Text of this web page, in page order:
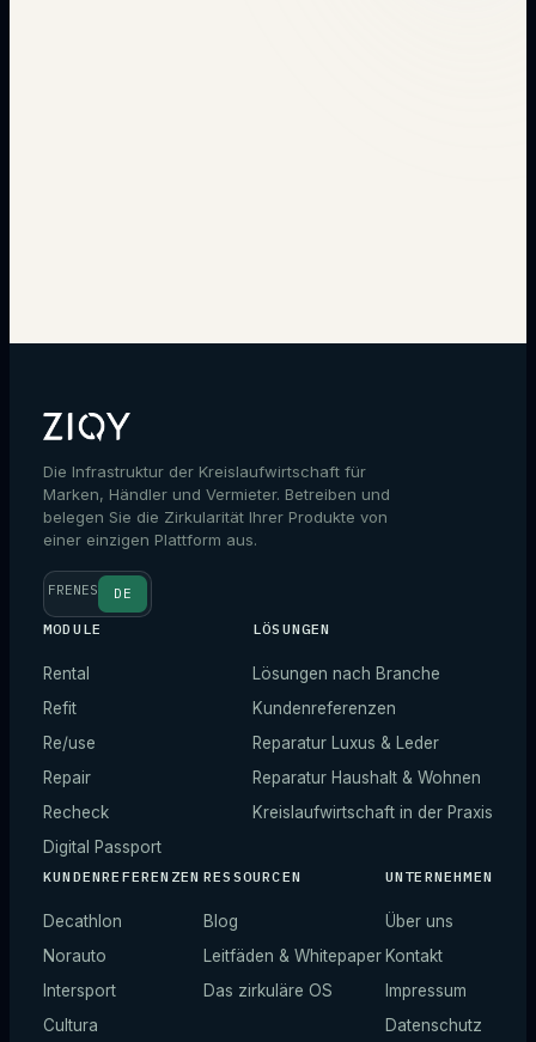
Die Infrastruktur der Kreislaufwirtschaft für
Marken, Händler und Vermieter. Betreiben und
belegen Sie die Zirkularität Ihrer Produkte von
einer einzigen Plattform aus.
FRENES DE
MODULE
Rental
Refit
Re/use
Repair
Recheck
Digital Passport
LÖSUNGEN
Lösungen nach Branche
Kundenreferenzen
Reparatur Luxus & Leder
Reparatur Haushalt & Wohnen
Kreislaufwirtschaft in der Praxis
KUNDENREFERENZEN
Decathlon
Norauto
Intersport
Cultura
RESSOURCEN
Blog
Leitfäden & Whitepaper
Das zirkuläre OS
UNTERNEHMEN
Über uns
Kontakt
Impressum
Datenschutz